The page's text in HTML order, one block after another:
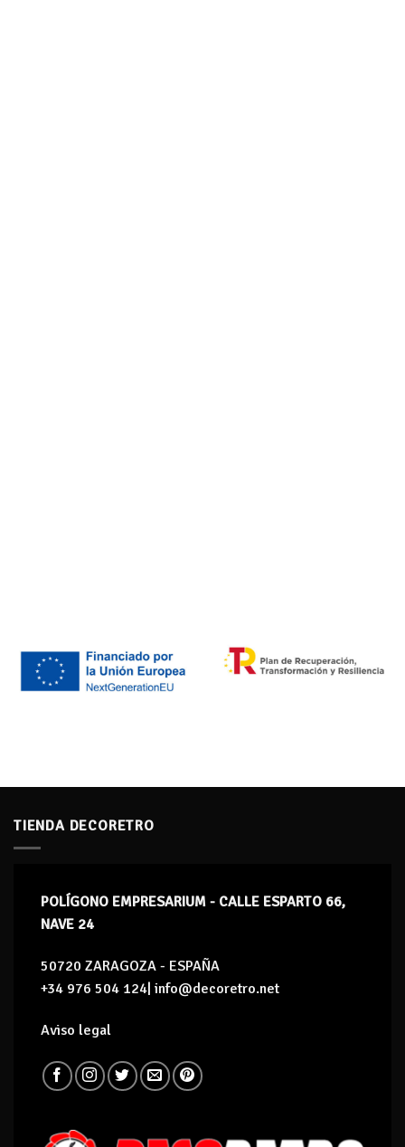
TIENDA DECORETRO
POLÍGONO EMPRESARIUM - CALLE ESPARTO 66,
NAVE 24
50720 ZARAGOZA - ESPAÑA
+34 976 504 124| info@decoretro.net
Aviso legal